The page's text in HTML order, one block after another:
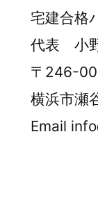
宅建合格
代表 小
〒246-
横浜市瀬
Email